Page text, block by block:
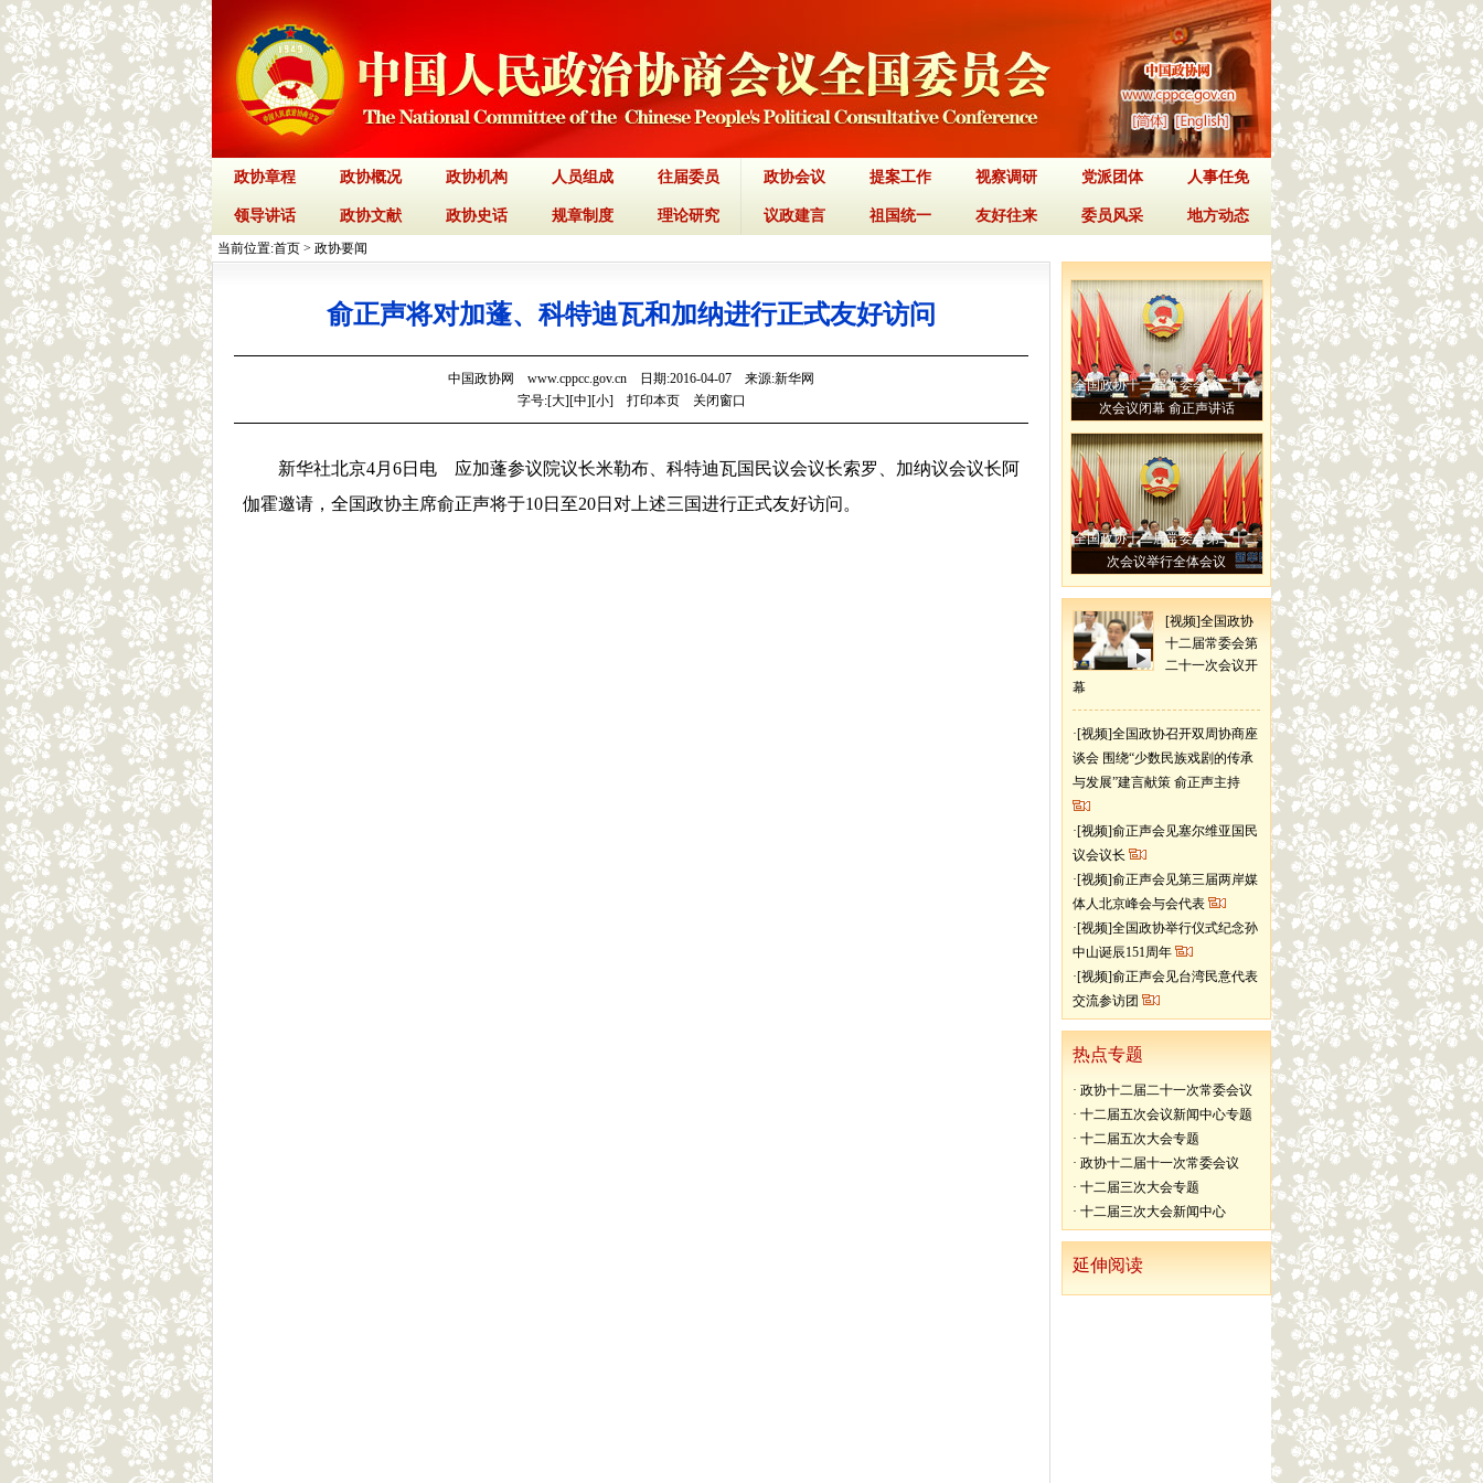
政协章程 政协概况 政协机构 人员组成 往届委员
领导讲话 政协文献 政协史话 规章制度 理论研究
政协会议 提案工作 视察调研 党派团体 人事任免
议政建言 祖国统一 友好往来 委员风采 地方动态
当前位置:首页 > 政协要闻
俞正声将对加蓬、科特迪瓦和加纳进行正式友好访问
中国政协网 www.cppcc.gov.cn 日期:2016-04-07 来源:新华网
字号:[大][中][小] 打印本页 关闭窗口
新华社北京4月6日电 应加蓬参议院议长米勒布、科特迪瓦国民议会议长索罗、加纳议会议长阿
伽霍邀请，全国政协主席俞正声将于10日至20日对上述三国进行正式友好访问。
全国政协十二届常委会第二十二
次会议闭幕 俞正声讲话
全国政协十二届常委会第二十二
次会议举行全体会议
[视频]全国政协
十二届常委会第
二十一次会议开
幕
·[视频]全国政协召开双周协商座
谈会 围绕“少数民族戏剧的传承
与发展”建言献策 俞正声主持
·[视频]俞正声会见塞尔维亚国民
议会议长
·[视频]俞正声会见第三届两岸媒
体人北京峰会与会代表
·[视频]全国政协举行仪式纪念孙
中山诞辰151周年
·[视频]俞正声会见台湾民意代表
交流参访团
热点专题
·政协十二届二十一次常委会议
·十二届五次会议新闻中心专题
·十二届五次大会专题
·政协十二届十一次常委会议
·十二届三次大会专题
·十二届三次大会新闻中心
延伸阅读